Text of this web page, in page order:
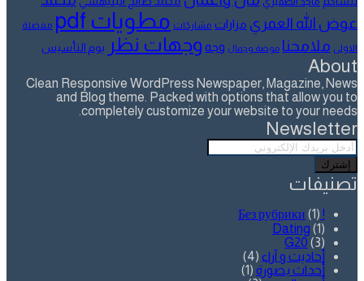
عوض الله العمري مزارات مشاركات مطويات pdf مفضلة
الاولى ملامحنا موضة وجمال وجه وجهات نظر يوم التأسيس
About
Clean Responsive WordPress Newspaper, Magazine, News
and Blog theme. Packed with options that allow you to
completely customize your website to your needs.
Newsletter
أدخل
بريدك
الإلكتروني
تصنيفات
! Без рубрики
(1)
Dating (1)
G20 (3)
أحاديث و آراء (4)
أحداث بصورة (1)